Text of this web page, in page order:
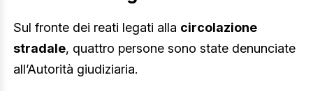
Sul fronte dei reati legati alla circolazione
stradale, quattro persone sono state denunciate
all’Autorità giudiziaria.